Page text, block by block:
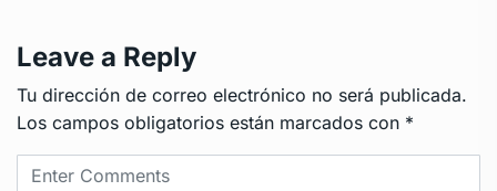
Leave a Reply
Tu dirección de correo electrónico no será publicada.
Los campos obligatorios están marcados con *